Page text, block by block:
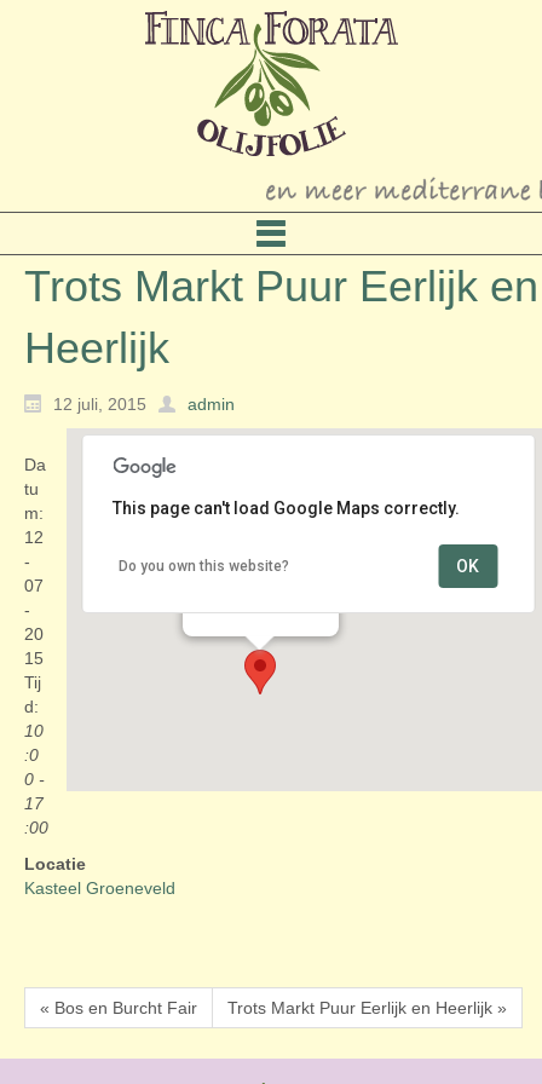
Trots Markt Puur Eerlijk en
Heerlijk
12 juli, 2015 admin
Kasteel Groeneveld
This page can't load Google Maps correctly.
Do you own this website? OK
Da
tu
m:
12
-
07
-
20
15
Tij
d:
10
:0
0 -
17
:00
Locatie
Kasteel Groeneveld
« Bos en Burcht Fair Trots Markt Puur Eerlijk en Heerlijk »